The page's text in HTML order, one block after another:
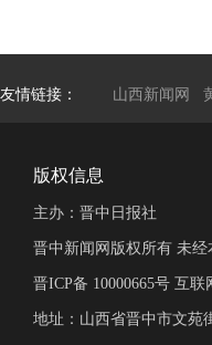
友情链接： 山西新闻网
版权信息
主办：晋中日报社
晋中新闻网版权所有 未
晋ICP备 10000665号 互
地址：山西省晋中市文苑